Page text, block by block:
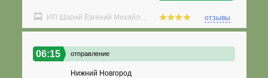
ИП Шарий Евгений Михайл... отзывы
06:15 отправление
Нижний Новгород